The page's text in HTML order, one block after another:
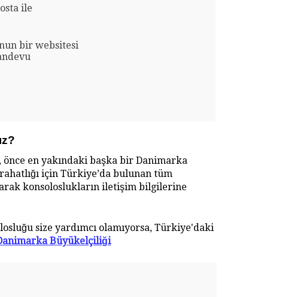
ile
bir websitesi
en yakındaki başka bir Danimarka
için Türkiye’da bulunan tüm
konsoloslukların iletişim bilgilerine
size yardımcı olamıyorsa, Türkiye'daki
Büyükelçiliği